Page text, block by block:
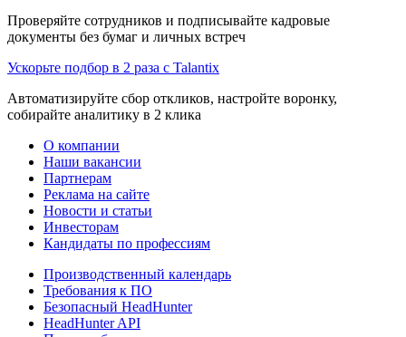
Проверяйте сотрудников и подписывайте кадровые
документы без бумаг и личных встреч
Ускорьте подбор в 2 раза с Talantix
Автоматизируйте сбор откликов, настройте воронку,
собирайте аналитику в 2 клика
О компании
Наши вакансии
Партнерам
Реклама на сайте
Новости и статьи
Инвесторам
Кандидаты по профессиям
Производственный календарь
Требования к ПО
Безопасный HeadHunter
HeadHunter API